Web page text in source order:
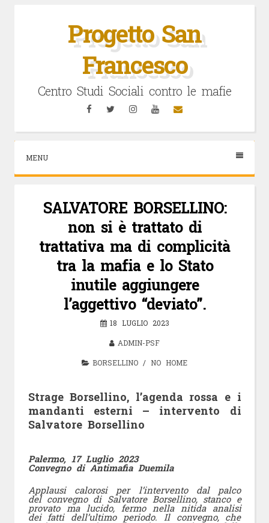
Progetto San
Francesco
Centro Studi Sociali contro le mafie
FacebookTwitterInstagramYouTubeEmail
MENU
SALVATORE BORSELLINO:
non si è trattato di
trattativa ma di complicità
tra la mafia e lo Stato
inutile aggiungere
l’aggettivo “deviato”.
18 LUGLIO 2023
ADMIN-PSF
BORSELLINO / NO HOME
Strage Borsellino, l’agenda rossa e i
mandanti esterni – intervento di
Salvatore Borsellino
Palermo, 17 Luglio 2023
Convegno di Antimafia Duemila
Applausi calorosi per l’intervento dal palco
del convegno di Salvatore Borsellino, stanco e
provato ma lucido, fermo nella nitida analisi
dei fatti dell’ultimo periodo. Il convegno, che